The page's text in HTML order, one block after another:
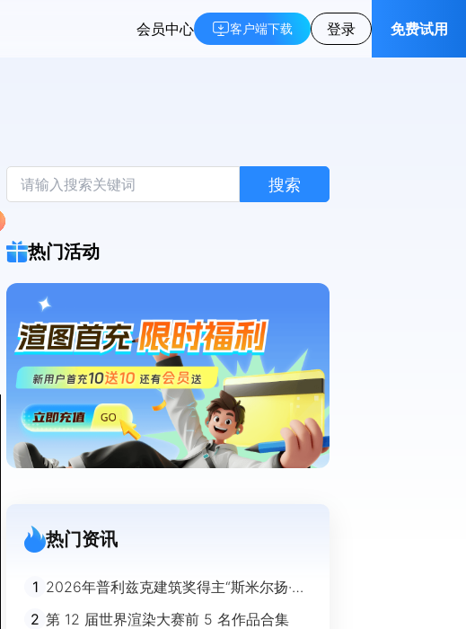
会员中心 客户端下载 登录 免费试用
搜索
热门活动
热门资讯
1 2026年普利兹克建筑奖得主“斯米尔扬·拉
迪奇”经典作品欣赏
2 第 12 届世界渲染大赛前 5 名作品合集